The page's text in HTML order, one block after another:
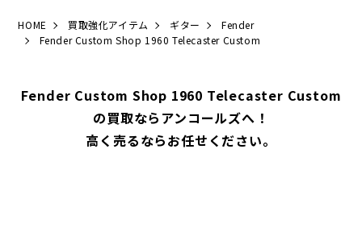
HOME 買取強化アイテム ギター
Fender
Fender Custom Shop 1960 Telecaster Custom
Fender Custom Shop 1960 Telecaster Custom
の買取ならアンコールズへ！
高く売るならお任せください。